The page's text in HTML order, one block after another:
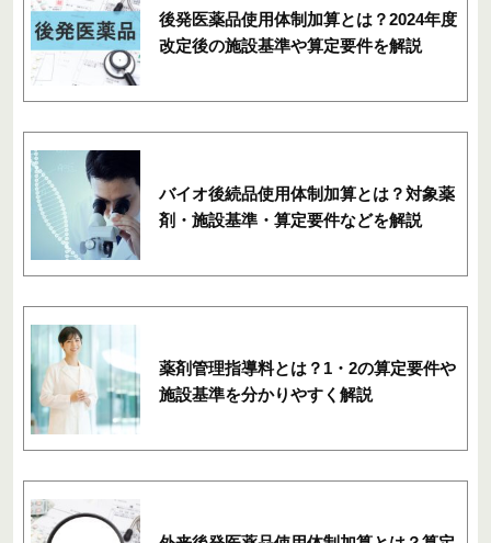
後発医薬品使用体制加算とは？2024年度
改定後の施設基準や算定要件を解説
バイオ後続品使用体制加算とは？対象薬
剤・施設基準・算定要件などを解説
薬剤管理指導料とは？1・2の算定要件や
施設基準を分かりやすく解説